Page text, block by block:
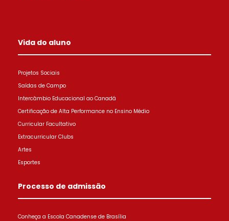
Vida do aluno
Projetos Sociais
Saídas de Campo
Intercâmbio Educacional ao Canadá
Certificação de Alta Performance no Ensino Médio
Curricular Facultativo
Extracurricular Clubs
Artes
Esportes
Processo de admissão
Conheça a Escola Canadense de Brasília